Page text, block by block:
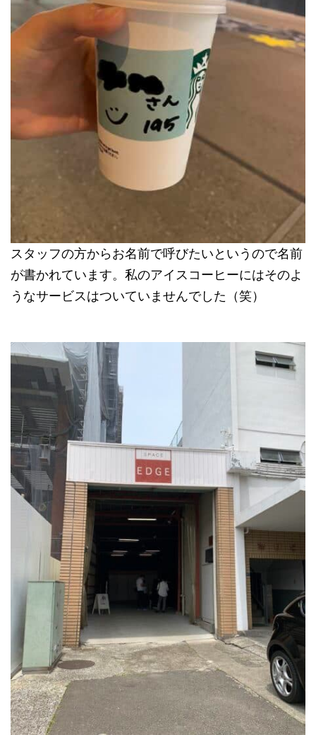
スタッフの方からお名前で呼びたいというので名前
が書かれています。私のアイスコーヒーにはそのよ
うなサービスはついていませんでした（笑）